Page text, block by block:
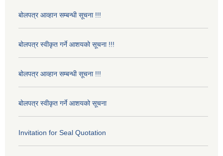
बोलपत्र आव्हान सम्बन्धी सूचना !!!
बोलपत्र स्वीकृत गर्ने आशयको सूचना !!!
बोलपत्र आव्हान सम्बन्धी सूचना !!!
बोलपत्र स्वीकृत गर्ने आशयको सूचना
Invitation for Seal Quotation